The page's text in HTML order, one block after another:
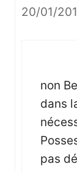
20/01/
non
dans
pas